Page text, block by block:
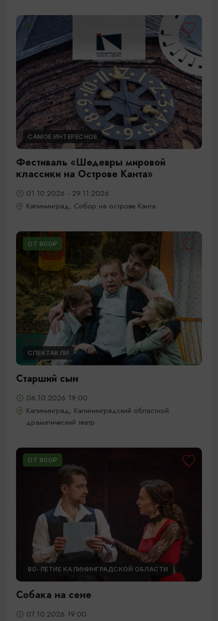
САМОЕ ИНТЕРЕСНОЕ
Фестиваль «Шедевры мировой
классики на Острове Канта»
01.10.2026 - 29.11.2026
Калининград, Собор на острове Канта
ОТ 800₽
СПЕКТАКЛИ
Старший сын
06.10.2026 19:00
Калининград, Калининградский областной
драматический театр
ОТ 800₽
80-ЛЕТИЕ КАЛИНИНГРАДСКОЙ ОБЛАСТИ
Собака на сене
07.10.2026 19:00